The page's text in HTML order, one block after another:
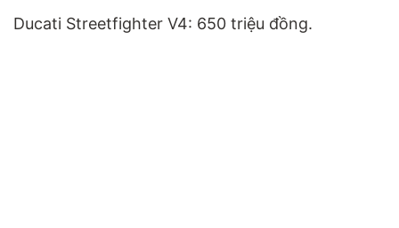
Ducati Streetfighter V4: 650 triệu đồng.